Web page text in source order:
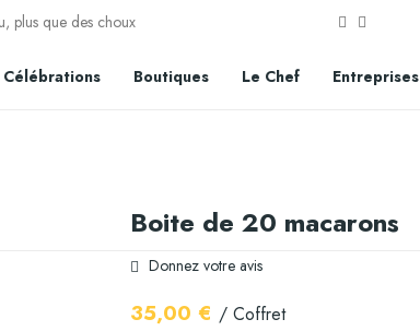
plus que des choux
Célébrations Boutiques Le Chef Entreprises
Boite de 20 macarons
Donnez votre avis
35,00 € / Coffret